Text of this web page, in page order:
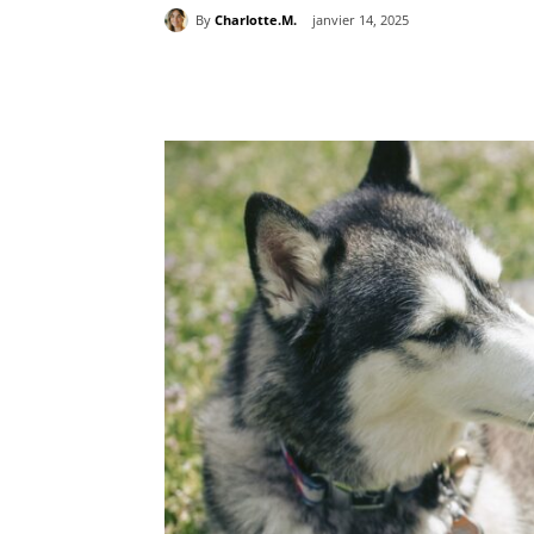
By Charlotte.M. janvier 14, 2025